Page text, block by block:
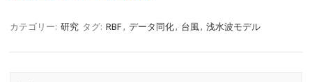
カテゴリー: 研究 タグ: RBF データ同化 台風 浅水波モデル